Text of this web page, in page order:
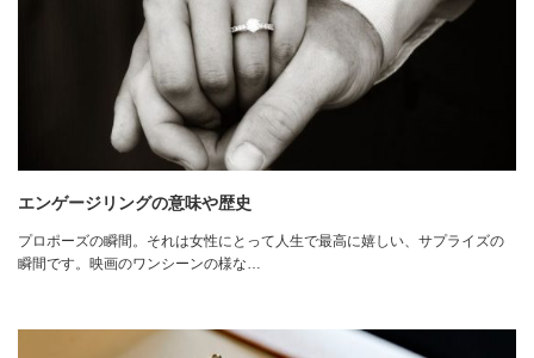
エンゲージリングの意味や歴史
プロポーズの瞬間。それは女性にとって人生で最高に嬉しい、サプライズの
瞬間です。映画のワンシーンの様な…